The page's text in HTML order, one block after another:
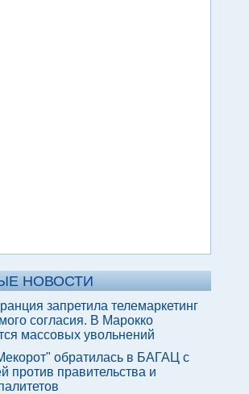
НОВОСТИ
запретила телемаркетинг
согласия. В Марокко
массовых увольнений
обратилась в БАГАЦ с
против правительства и